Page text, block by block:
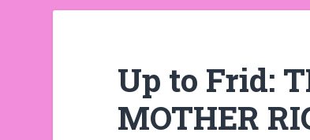
Up to Frid:
MOTHER